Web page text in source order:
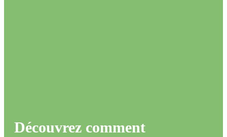
Découvrez comment